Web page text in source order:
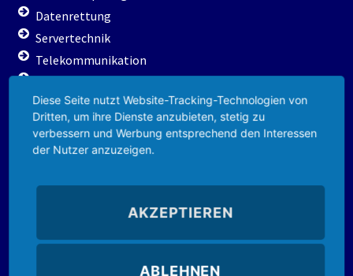
Datenrettung
Servertechnik
Telekommunikation
Preisliste
Sicherheit
Virenscanner
Kindersicherung
Virus-Website-Scanner
Diese Seite nutzt Website-Tracking-Technologien von
Dritten, um ihre Dienste anzubieten, stetig zu
verbessern und Werbung entsprechend den Interessen
der Nutzer anzuzeigen.
AKZEPTIEREN
ABLEHNEN